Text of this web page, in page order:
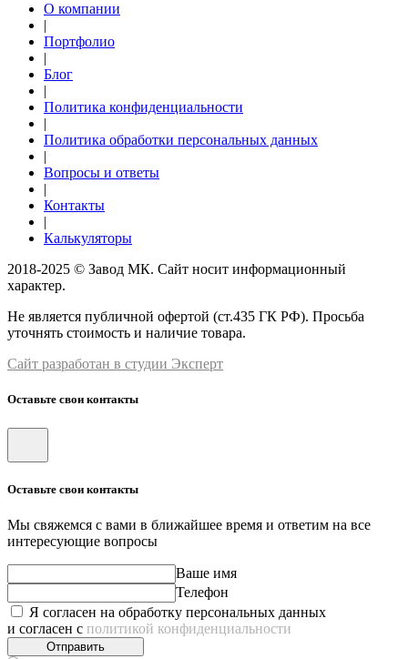
О компании
|
Портфолио
|
Блог
|
Политика конфиденциальности
|
Политика обработки персональных данных
|
Вопросы и ответы
|
Контакты
|
Калькуляторы
2018-2025 © Завод МК. Сайт носит информационный
характер.
Не является публичной офертой (ст.435 ГК РФ). Просьба
уточнять стоимость и наличие товара.
Сайт разработан в студии Эксперт
Оставьте свои контакты
Оставьте свои контакты
Мы свяжемся с вами в ближайшее время и ответим на все
интересующие вопросы
Ваше имя
Телефон
Я согласен на обработку персональных данных
и согласен с политикой конфиденциальности
Отправить